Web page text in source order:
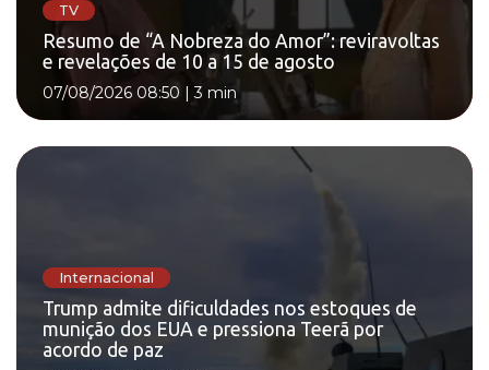
TV
Resumo de “A Nobreza do Amor”: reviravoltas
e revelações de 10 a 15 de agosto
07/08/2026 08:50 |3 min
Internacional
Trump admite dificuldades nos estoques de
munição dos EUA e pressiona Teerã por
acordo de paz